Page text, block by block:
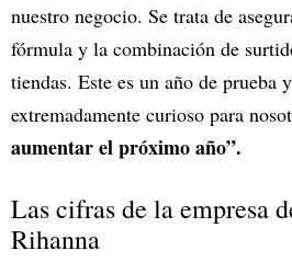
nuestro negocio. Se trata de
fórmula y la combinación de
tiendas. Este es un año de prueba
extremadamente curioso para
aumentar el próximo año”.
Las cifras de la empresa
Rihanna